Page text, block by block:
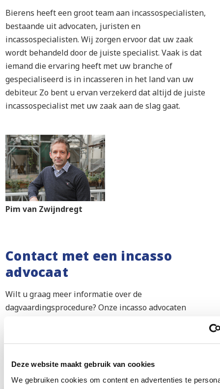
Deze website maakt gebruik van cookies
We gebruiken cookies om content en advertenties te
Bierens heeft een groot team aan incassospecialisten,
bestaande uit advocaten, juristen en
incassospecialisten. Wij zorgen ervoor dat uw zaak
wordt behandeld door de juiste specialist. Vaak is dat
iemand die ervaring heeft met uw branche of
gespecialiseerd is in incasseren in het land van uw
debiteur. Zo bent u ervan verzekerd dat altijd de juiste
incassospecialist met uw zaak aan de slag gaat.
Pim van Zwijndregt
Contact met een incasso
advocaat
Wilt u graag meer informatie over de
dagvaardingsprocedure? Onze incasso advocaten
mogelijk uw geld terugkrijgt. Neem gerust contact met
ons op voor meer informatie.